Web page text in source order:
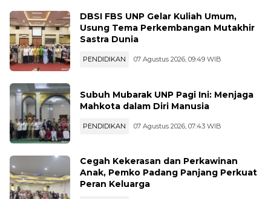
DBSI FBS UNP Gelar Kuliah Umum,
Usung Tema Perkembangan Mutakhir
Sastra Dunia
PENDIDIKAN 07 Agustus 2026, 09:49 WIB
Subuh Mubarak UNP Pagi Ini: Menjaga
Mahkota dalam Diri Manusia
PENDIDIKAN 07 Agustus 2026, 07:43 WIB
Cegah Kekerasan dan Perkawinan
Anak, Pemko Padang Panjang Perkuat
Peran Keluarga